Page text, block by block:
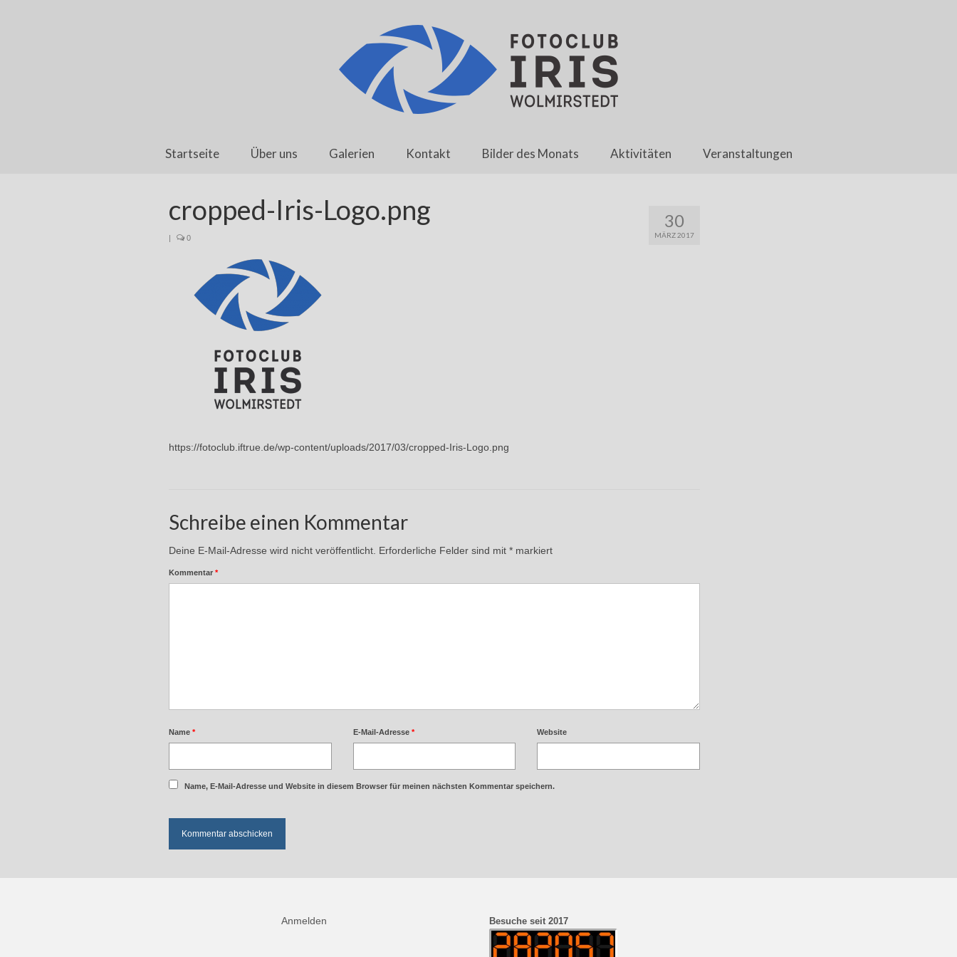
Startseite Über uns Galerien Kontakt Bilder des Monats Aktivitäten Veranstaltungen
30
MÄRZ 2017
cropped-Iris-Logo.png
| 0
https://fotoclub.iftrue.de/wp-content/uploads/2017/03/cropped-Iris-Logo.png
Schreibe einen Kommentar
Deine E-Mail-Adresse wird nicht veröffentlicht. Erforderliche Felder sind mit * markiert
Kommentar *
Name * E-Mail-Adresse * Website
Name, E-Mail-Adresse und Website in diesem Browser für meinen nächsten Kommentar speichern.
Anmelden Besuche seit 2017